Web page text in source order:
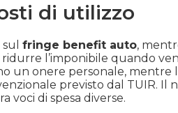
di utilizzo
fringe benefit auto,
l’imponibile quando
un onere personale, mentre
previsto dal TUIR. Il
voci di spesa diverse.